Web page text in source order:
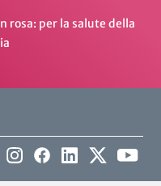
rosa: per la salute della